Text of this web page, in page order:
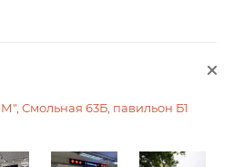
Смольная 63Б, павильон Б1